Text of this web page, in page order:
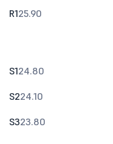
R125.90
S124.80
S224.10
S323.80